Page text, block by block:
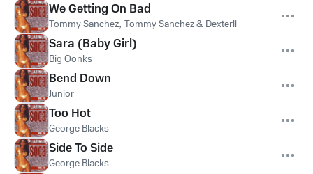
We Getting On Bad
Tommy Sanchez, Tommy Sanchez & Dexterli
Sara (Baby Girl)
Big Oonks
Bend Down
Junior
Too Hot
George Blacks
Side To Side
George Blacks